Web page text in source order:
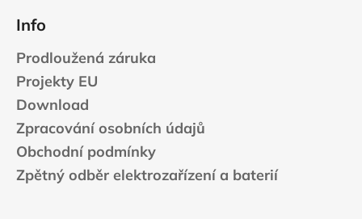
Info
Prodloužená záruka
Projekty EU
Download
Zpracování osobních údajů
Obchodní podmínky
Zpětný odběr elektrozařízení a baterií